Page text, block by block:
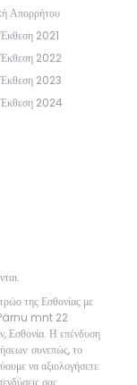
Απορρήτου
2021
Έκθεση 2022
Έκθεση 2023
Έκθεση 2024
.
της Εσθονίας με
Pärnu mnt 22
Η επένδυση
συνεπώς, το
να αξιολογήσετε
σας.